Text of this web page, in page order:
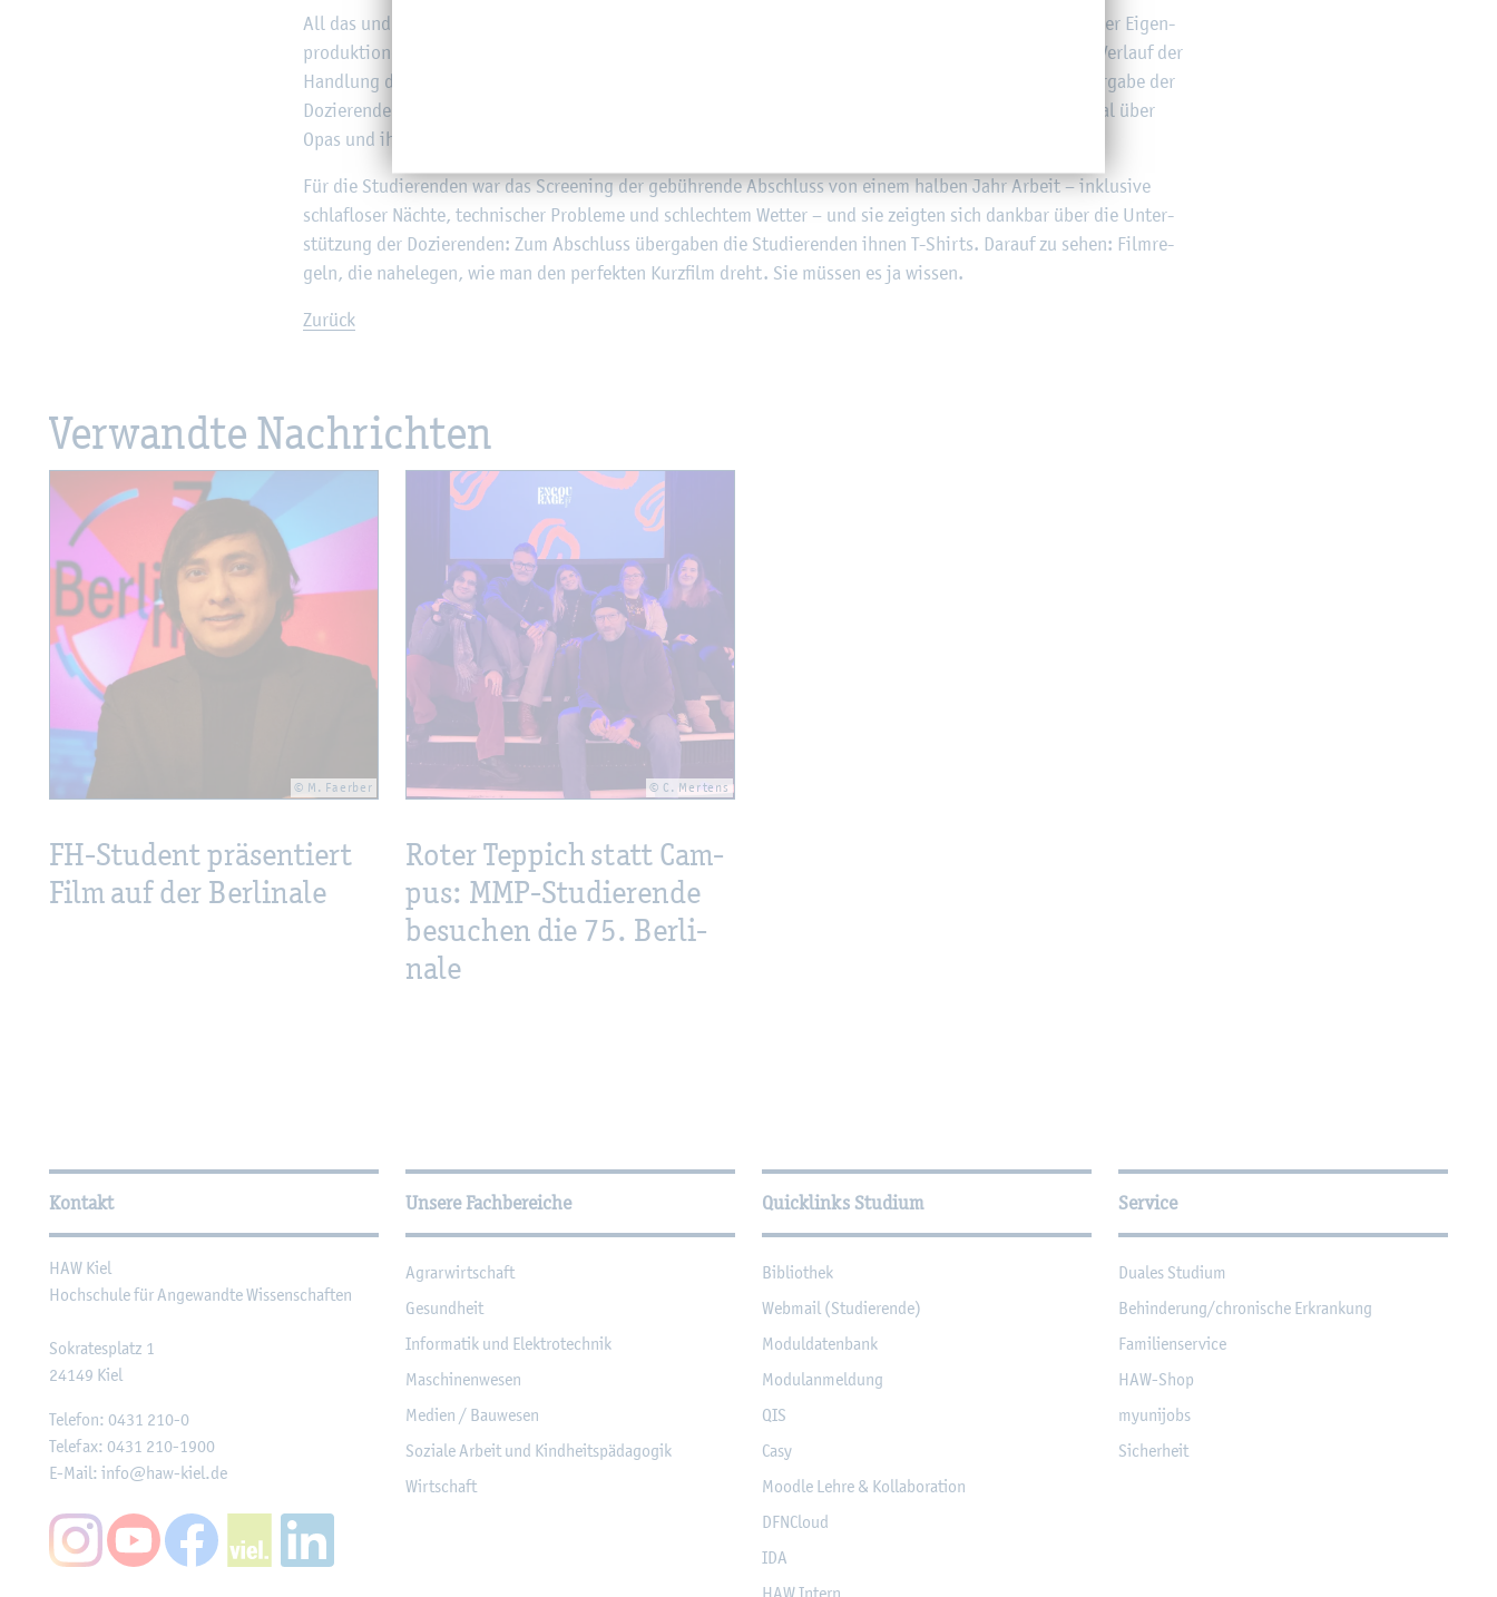
All das und viel mehr er­leb­ten die Zu­schau­er*innen in den sie­ben Kurz­fil­men der Stu­die­ren­den. Jede der Ei­gen­
pro­duk­tio­nen hatte eine Länge von etwa sechs Mi­nu­ten, und eine Sache hat­ten alle Filme ge­mein: Im Ver­lauf der
Hand­lung deck­ten die Fi­gu­ren ein Ge­heim­nis im engen Be­zie­hungs­kreis auf. Die­ses Thema war eine Vor­ga­be der
Do­zie­ren­den. Die Stu­die­ren­den set­zen das un­ter­schied­lich um: von der Be­zie­hungs­ko­mö­die im Ki­no­saal über
Opas und ihren WG-Re­geln bis hin zu erns­ten The­men wie Ras­sis­mus und se­xu­el­ler Be­läs­ti­gung.
Für die Stu­die­ren­den war das Scree­ning der ge­büh­ren­de Ab­schluss von einem hal­ben Jahr Ar­beit – in­klu­si­ve
schlaf­lo­ser Näch­te, tech­ni­scher Pro­ble­me und schlech­tem Wet­ter – und sie zeig­ten sich dank­bar über die Un­ter­
stüt­zung der Do­zie­ren­den: Zum Ab­schluss über­ga­ben die Stu­die­ren­den ihnen T-Shirts. Dar­auf zu sehen: Film­re­
geln, die na­he­le­gen, wie man den per­fek­ten Kurz­film dreht. Sie müs­sen es ja wis­sen.
Zu­rück
Ver­wand­te Nach­rich­ten
© M. Faer­ber
FH-Stu­dent prä­sen­tiert
Film auf der Ber­li­na­le
© C. Mer­tens
Roter Tep­pich statt Cam­
pus: MMP-Stu­die­ren­de
be­su­chen die 75. Ber­li­
na­le
Wei­ter­füh­ren­de In­for­ma­tio­nen
Kontakt
HAW Kiel
Hoch­schu­le für An­ge­wand­te Wis­sen­schaf­ten
So­kra­tes­platz 1
24149 Kiel
Te­le­fon: 0431 210-0
Te­le­fax: 0431 210-1900
E-Mail: info@​haw-​kiel.​de
Unsere Fachbereiche
Agrar­wirt­schaft
Ge­sund­heit
In­for­ma­tik und Elek­tro­tech­nik
Ma­schi­nen­we­sen
Me­di­en / Bau­we­sen
So­zia­le Ar­beit und Kind­heits­päd­ago­gik
Wirt­schaft
Quicklinks Studium
Bi­blio­thek
Web­mail (Stu­die­ren­de)
Mo­dul­da­ten­bank
Mo­du­l­an­mel­dung
QIS
Casy
Mood­le Lehre & Kol­la­bo­ra­ti­on
DF­NCloud
IDA
Service
Dua­les Stu­di­um
Be­hin­de­rung/chro­ni­sche Er­kran­kung
Fa­mi­li­en­ser­vice
HAW-Shop
myu­ni­jobs
Si­cher­heit